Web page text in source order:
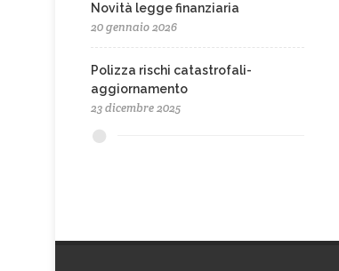
Novità legge finanziaria
20 gennaio 2026
Polizza rischi catastrofali-
aggiornamento
23 dicembre 2025